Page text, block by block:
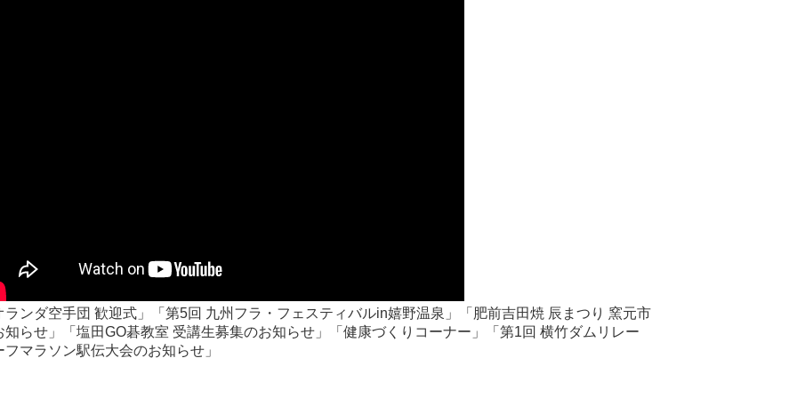
ランダ空手団 歓迎式」「第5回 九州フラ・フェスティバルin嬉野温泉」「肥前吉田焼 辰まつり 窯元市
知らせ」「塩田GO碁教室 受講生募集のお知らせ」「健康づくりコーナー」「第1回 横竹ダムリレー
フマラソン駅伝大会のお知らせ」